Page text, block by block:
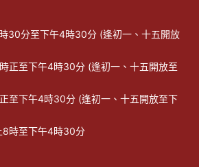
30分至下午4時30分 (逢初一、十五開放
正至下午4時30分 (逢初一、十五開放至
至下午4時30分 (逢初一、十五開放至下
8時至下午4時30分